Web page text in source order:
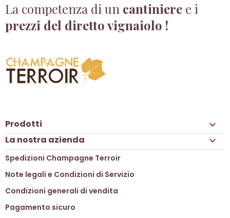
La competenza di un cantiniere e i
prezzi del diretto vignaiolo !
Prodotti 
La nostra azienda 
Spedizioni Champagne Terroir
Note legali e Condizioni di Servizio
Condizioni generali di vendita
Pagamento sicuro